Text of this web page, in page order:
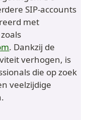
SIP-accounts
met
. Dankzij de
verhogen, is
die op zoek
veelzijdige